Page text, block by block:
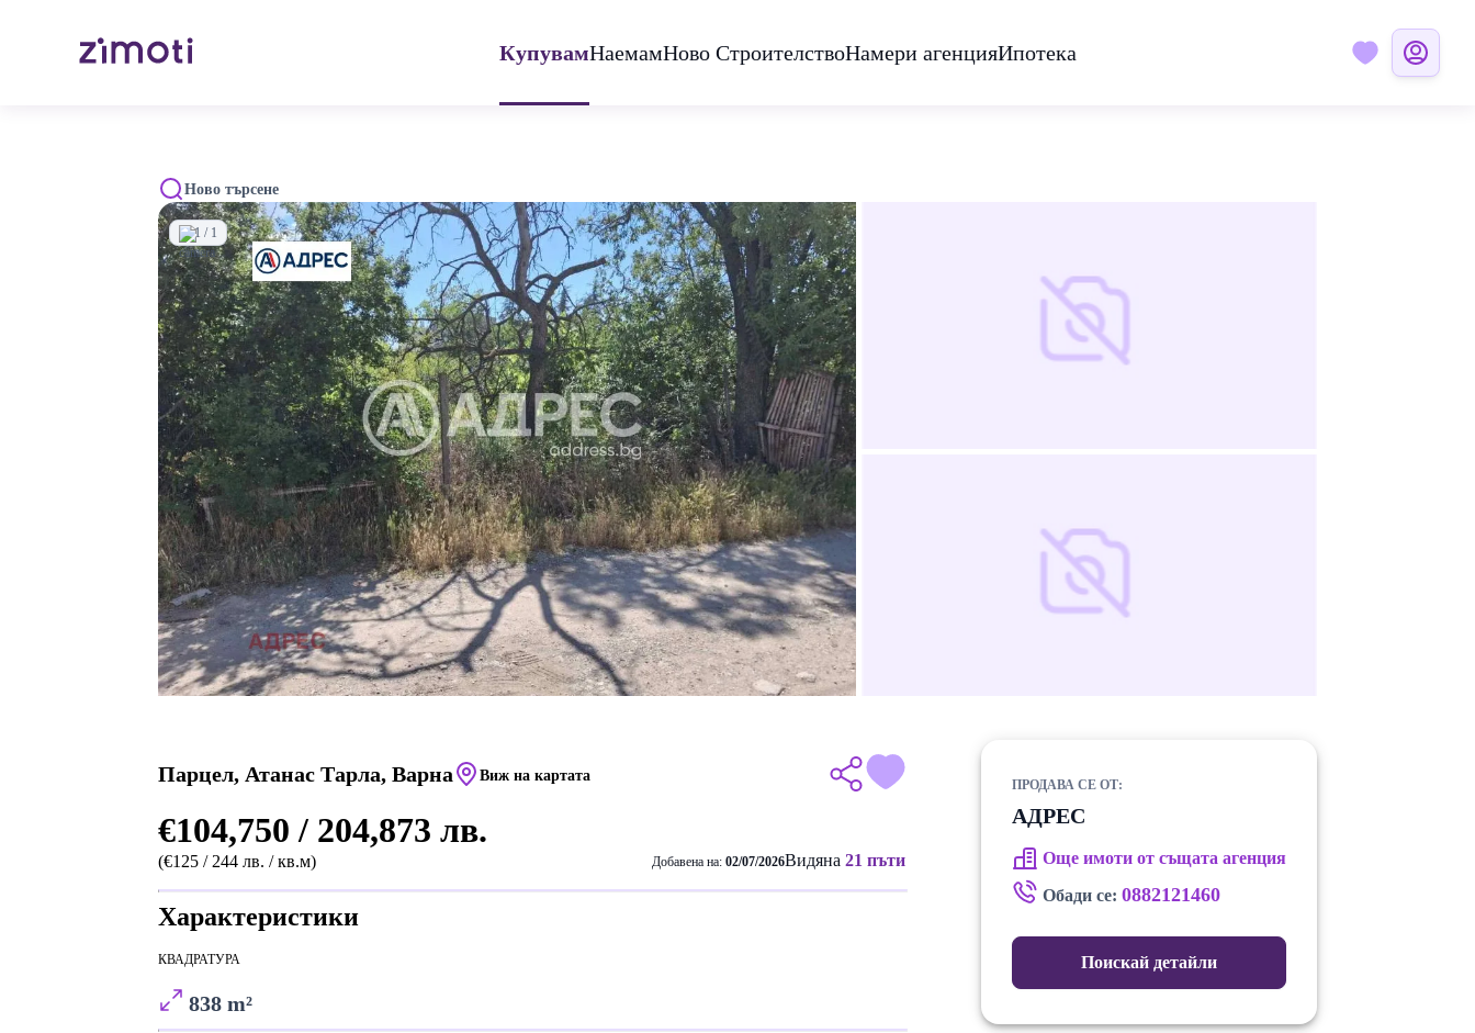
КупувамНаемамНово СтроителствоНамери агенцияИпотека
Ново търсене
1 / 1
Парцел, Атанас Тарла, Варна Виж на картата
€104,750 / 204,873 лв.
(€125 / 244 лв. / кв.м) Добавена на: 02/07/2026Видяна 21 пъти
Характеристики
КВАДРАТУРА
838 m²
ПРОДАВА СЕ ОТ:
АДРЕС
Още имоти от същата агенция
Обади се: 0882121460
Поискай детайли